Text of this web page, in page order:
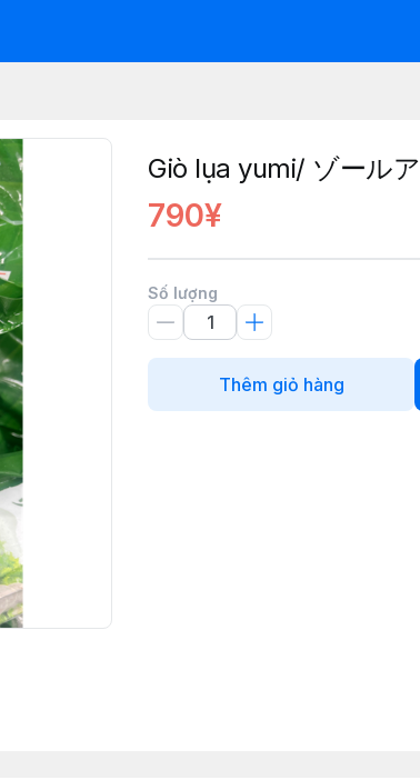
Giò lụa yumi/ ゾールア
790¥
Số lượng
Thêm giỏ hàng